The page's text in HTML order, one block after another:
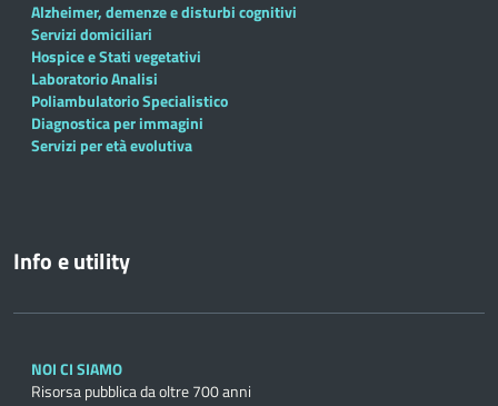
Alzheimer, demenze e disturbi cognitivi
Servizi domiciliari
Hospice e Stati vegetativi
Laboratorio Analisi
Poliambulatorio Specialistico
Diagnostica per immagini
Servizi per età evolutiva
Info e utility
NOI CI SIAMO
Risorsa pubblica da oltre 700 anni